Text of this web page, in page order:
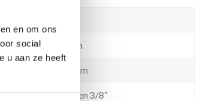
en om ons
social
u aan ze heeft
35mm
245mm
Slangen 3/8”